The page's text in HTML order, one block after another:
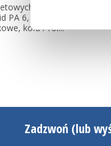
Koła z
PA 6, Precyzyjne
koła / rol...
Zadzwoń (lub